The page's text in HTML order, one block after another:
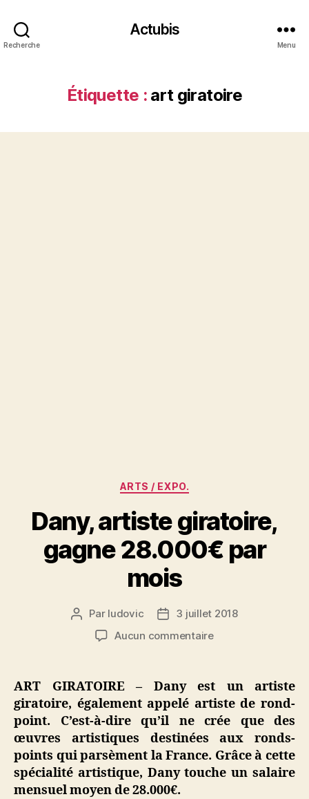
Recherche
Actubis
Menu
Étiquette : art giratoire
Catégories
ARTS / EXPO.
Dany, artiste giratoire,
gagne 28.000€ par
mois
Auteur
l’article
Par ludovic
Date3 juillet 2018
Aucun commentairesur
giratoire,
gagne
28.000€
par
mois
ART GIRATOIRE – Dany est un artiste
giratoire, également appelé artiste de rond-
point. C’est-à-dire qu’il ne crée que des
œuvres artistiques destinées aux ronds-
points qui parsèment la France. Grâce à cette
spécialité artistique, Dany touche un salaire
mensuel moyen de 28.000€.